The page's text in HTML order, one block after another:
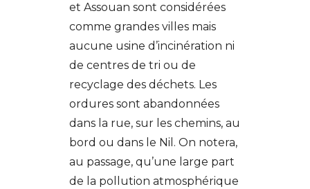
et Assouan sont considérées
comme grandes villes mais
aucune usine d’incinération ni
de centres de tri ou de
recyclage des déchets. Les
ordures sont abandonnées
dans la rue, sur les chemins, au
bord ou dans le Nil. On notera,
au passage, qu’une large part
de la pollution atmosphérique